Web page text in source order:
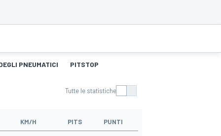
PNEUMATICI PITSTOP
Tutte le statistiche
KM/H PITS PUNTI